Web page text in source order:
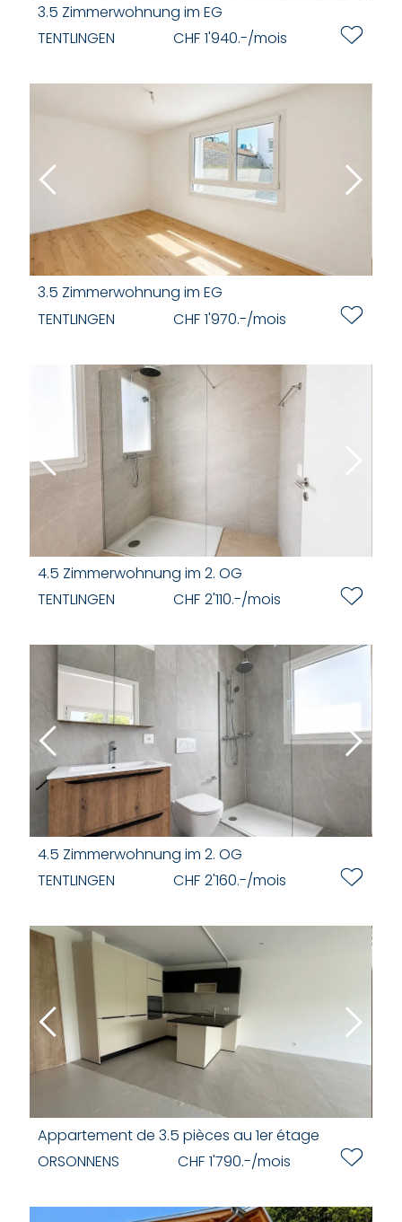
3.5 Zimmerwohnung im EG
TENTLINGEN
CHF 1'940.-/mois
3.5 Zimmerwohnung im EG
TENTLINGEN
CHF 1'970.-/mois
4.5 Zimmerwohnung im 2. OG
TENTLINGEN
CHF 2'110.-/mois
4.5 Zimmerwohnung im 2. OG
TENTLINGEN
CHF 2'160.-/mois
Appartement de 3.5 pièces au 1er étage
ORSONNENS
CHF 1'790.-/mois